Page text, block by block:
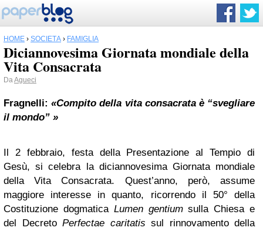
HOME › SOCIETÀ › FAMIGLIA
Diciannovesima Giornata mondiale della
Vita Consacrata
DaAgueci
Fragnelli:«Compito della vita consacrata è “svegliare
il mondo” »
Il 2 febbraio, festa della Presentazione al Tempio di
Gesù, si celebra la diciannovesima Giornata mondiale
della Vita Consacrata. Quest’anno, però, assume
maggiore interesse in quanto, ricorrendo il 50° della
Costituzione dogmatica Lumen gentiumsulla Chiesa e
del Decreto Perfectae caritatis sul rinnovamento della